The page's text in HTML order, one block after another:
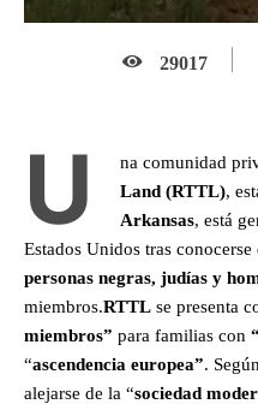
29017
U na comunidad
Land (RTTL),
Arkansas, está
Estados Unidos tras conocerse
personas negras, judías y
miembros.RTTL se presenta
miembros” para familias con
“ascendencia europea”.
alejarse de la “sociedad